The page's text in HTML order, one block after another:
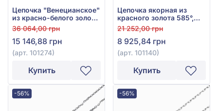
Цепочка "Венецианское"
из красно-белого золота
585°, без вставки, арт.
101274
36 064,00 грн
15 146,88 грн
(арт. 101274)
Купить
Цепочка якорная из
красного золота 585°,
арт. 101140
21 252,00 грн
8 925,84 грн
(арт. 101140)
Купить
-56% -56%